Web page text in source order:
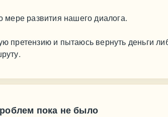
мере развития нашего диалога.
претензию и пытаюсь вернуть деньги
пока не было